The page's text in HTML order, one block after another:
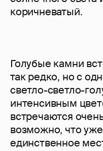
коричневатый.
Голубые камни
так редко, но с
светло-светло-
интенсивным
встречаются
возможно, что
единственное